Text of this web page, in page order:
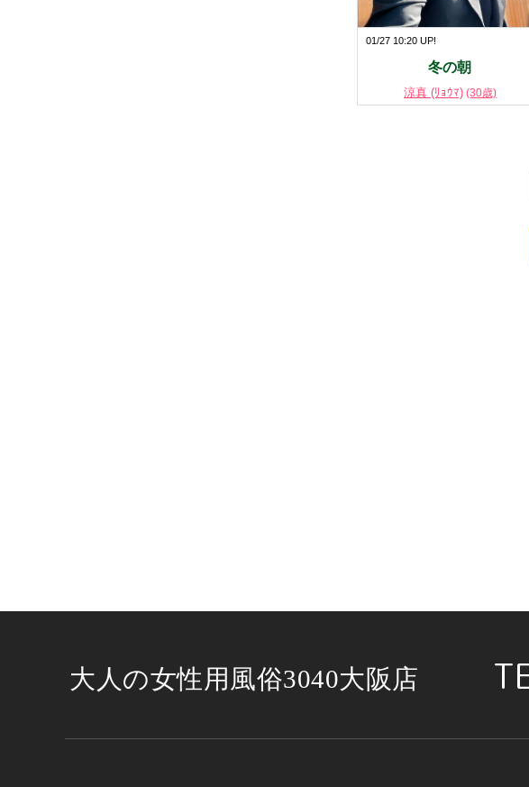
01/27 10:20 UP!
冬の朝
涼真 (ﾘｮｳﾏ) (30歳)
大人の女性用風俗3040大阪店